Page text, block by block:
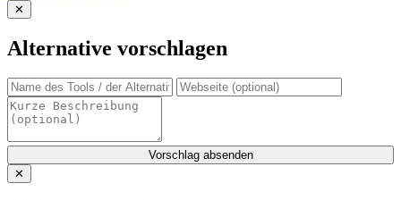
✕
Alternative vorschlagen
Vorschlag absenden
✕